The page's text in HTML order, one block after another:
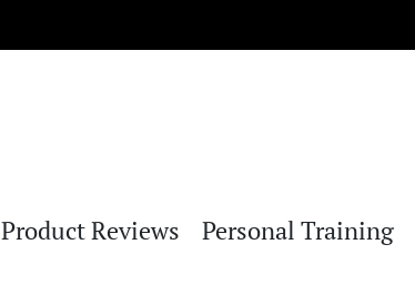
Product Reviews Personal Training